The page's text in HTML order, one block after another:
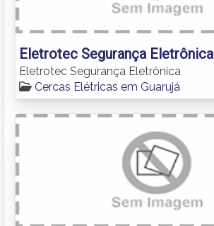
Eletrotec Segurança Eletrônica
Eletrotec Segurança Eletrônica
Cercas Elétricas em Guarujá